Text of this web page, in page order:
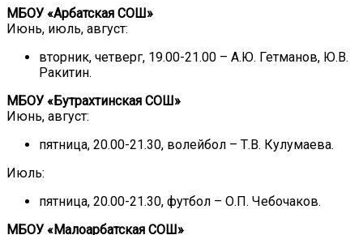
МБОУ «Арбатская СОШ»
Июнь, июль, август:
вторник, четверг, 19.00-21.00 – А.Ю. Гетманов, Ю.В.
Ракитин.
МБОУ «Бутрахтинская СОШ»
Июнь, август:
пятница, 20.00-21.30, волейбол – Т.В. Кулумаева.
Июль:
пятница, 20.00-21.30, футбол – О.П. Чебочаков.
МБОУ «Малоарбатская СОШ»